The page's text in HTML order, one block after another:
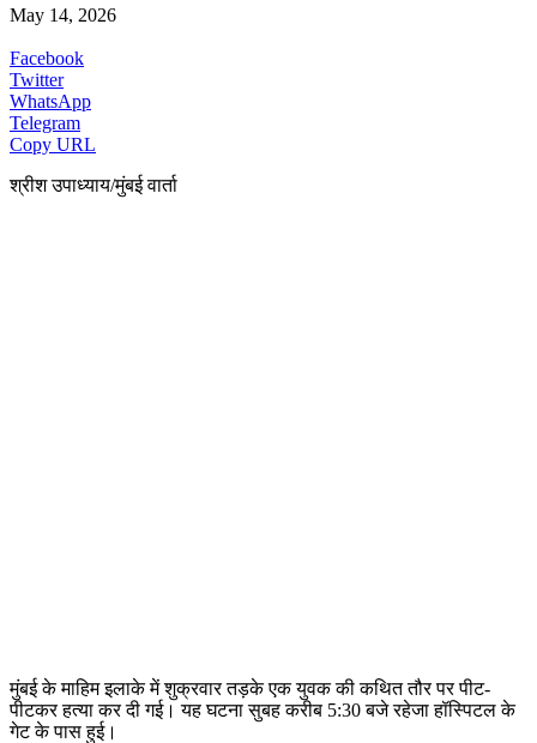
May 14, 2026
Facebook
Twitter
WhatsApp
Telegram
Copy URL
श्रीश उपाध्याय/मुंबई वार्ता
मुंबई के माहिम इलाके में शुक्रवार तड़के एक युवक की कथित तौर पर पीट-
पीटकर हत्या कर दी गई। यह घटना सुबह करीब 5:30 बजे रहेजा हॉस्पिटल के
गेट के पास हुई।